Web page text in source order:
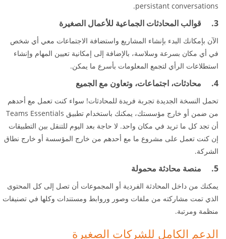
persistant conversations.
3. قوالب المحادثات الجماعية للأعمال الصغيرة
الآن بإمكانك البدء بإنشاء المشاريع واستضافة الاجتماعات معي أي شخص
في أي مكان بسرعة وسلاسة، بالإضافة إلى إمكانية تعيين المهام وإنشاء
استطلاعات الرأي لتجمع المعلومات بأسرع ما يمكن.
4. محادثات، اجتماعات، وتعاون مع الجميع
تحمل النسخة الجديدة تجربة فريدة للمحادثات! سواء كنت تعمل مع أحدهم
من ضمن أو خارج مؤسستك، يمكنك باستخدام تطبيق Teams Essentials
أن تجد كل ما تريد في مكان واحد. لا حاجة بعد اليوم للتنقل بين التطبيقات
إن كنت تعمل على مشروع ما مع أحدهم من خارج المؤسسة أو خارج نطاق
الشركة.
5. منصة محادثة محمولة
يمكنك من داخل المحادثة الفردية أو المجموعات أن تصل إلى كل المحتوى
الذي تمت مشاركته من ملفات وصور وروابط ومستندات وكلها في تصنيفات
منظمة ومرتبة.
الدعم الكامل للشركات الصغيرة